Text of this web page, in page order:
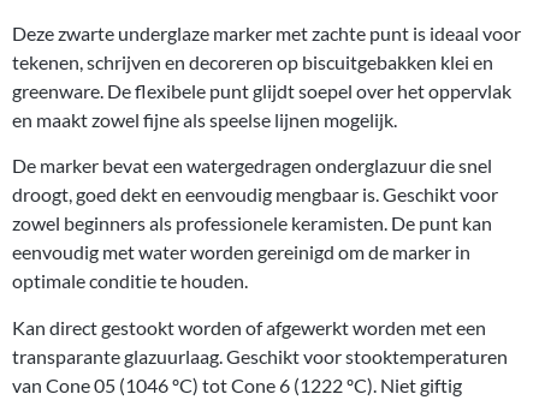
Deze zwarte underglaze marker met zachte punt is ideaal voor
tekenen, schrijven en decoreren op biscuitgebakken klei en
greenware. De flexibele punt glijdt soepel over het oppervlak
en maakt zowel fijne als speelse lijnen mogelijk.
De marker bevat een watergedragen onderglazuur die snel
droogt, goed dekt en eenvoudig mengbaar is. Geschikt voor
zowel beginners als professionele keramisten. De punt kan
eenvoudig met water worden gereinigd om de marker in
optimale conditie te houden.
Kan direct gestookt worden of afgewerkt worden met een
transparante glazuurlaag. Geschikt voor stooktemperaturen
van Cone 05 (1046 ºC) tot Cone 6 (1222 ºC). Niet giftig